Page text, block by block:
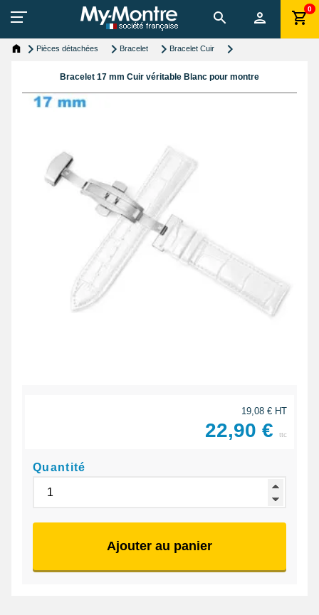
0
Pièces détachées Bracelet Bracelet Cuir
Bracelet 17 mm Cuir véritable Blanc pour montre
19,08 € HT
22,90 € ttc
Quantité
Ajouter au panier